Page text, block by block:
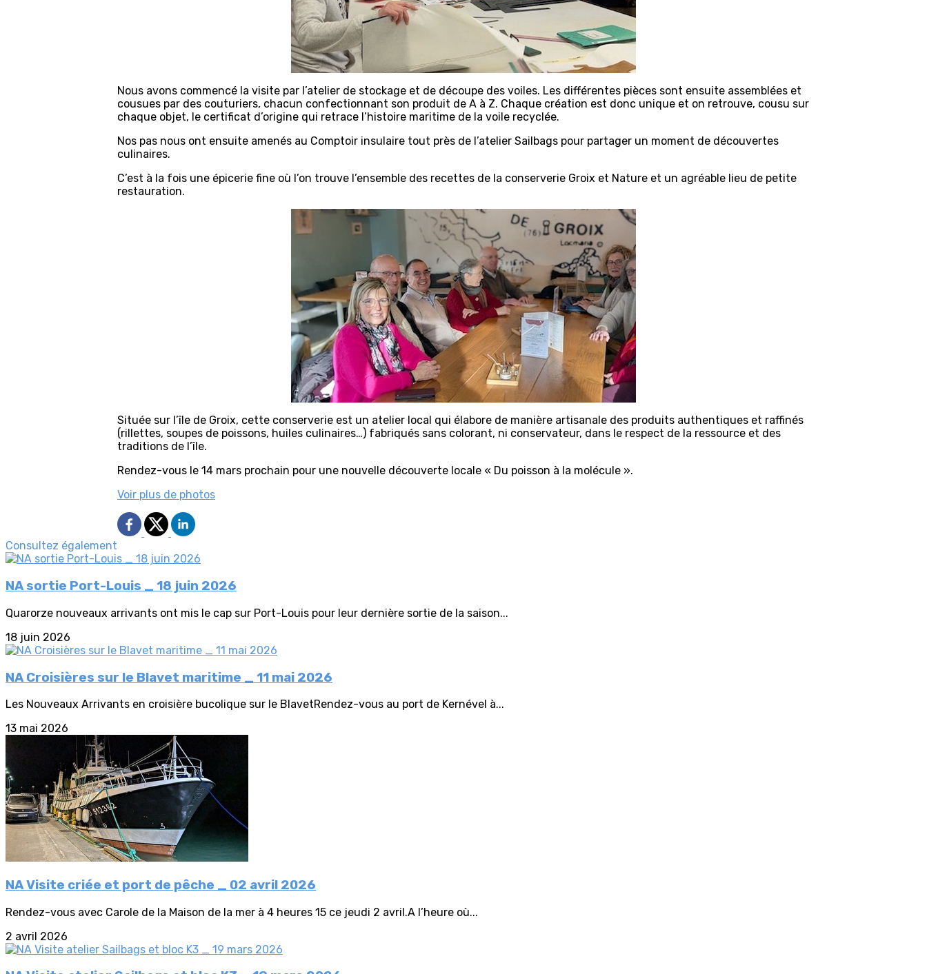
Nous avons commencé la visite par l’atelier de stockage et de découpe des voiles. Les différentes pièces sont ensuite assemblées et
cousues par des couturiers, chacun confectionnant son produit de A à Z. Chaque création est donc unique et on retrouve, cousu sur
chaque objet, le certificat d’origine qui retrace l’histoire maritime de la voile recyclée.
Nos pas nous ont ensuite amenés au Comptoir insulaire tout près de l’atelier Sailbags pour partager un moment de découvertes
culinaires.
C’est à la fois une épicerie fine où l’on trouve l’ensemble des recettes de la conserverie Groix et Nature et un agréable lieu de petite
restauration.
Située sur l’île de Groix, cette conserverie est un atelier local qui élabore de manière artisanale des produits authentiques et raffinés
(rillettes, soupes de poissons, huiles culinaires…) fabriqués sans colorant, ni conservateur, dans le respect de la ressource et des
traditions de l’île.
Rendez-vous le 14 mars prochain pour une nouvelle découverte locale « Du poisson à la molécule ».
Voir plus de photos
Consultez également
NA sortie Port-Louis _ 18 juin 2026
Quarorze nouveaux arrivants ont mis le cap sur Port-Louis pour leur dernière sortie de la saison...
18 juin 2026
NA Croisières sur le Blavet maritime _ 11 mai 2026
Les Nouveaux Arrivants en croisière bucolique sur le BlavetRendez-vous au port de Kernével à...
13 mai 2026
NA Visite criée et port de pêche _ 02 avril 2026
Rendez-vous avec Carole de la Maison de la mer à 4 heures 15 ce jeudi 2 avril.A l’heure où...
2 avril 2026